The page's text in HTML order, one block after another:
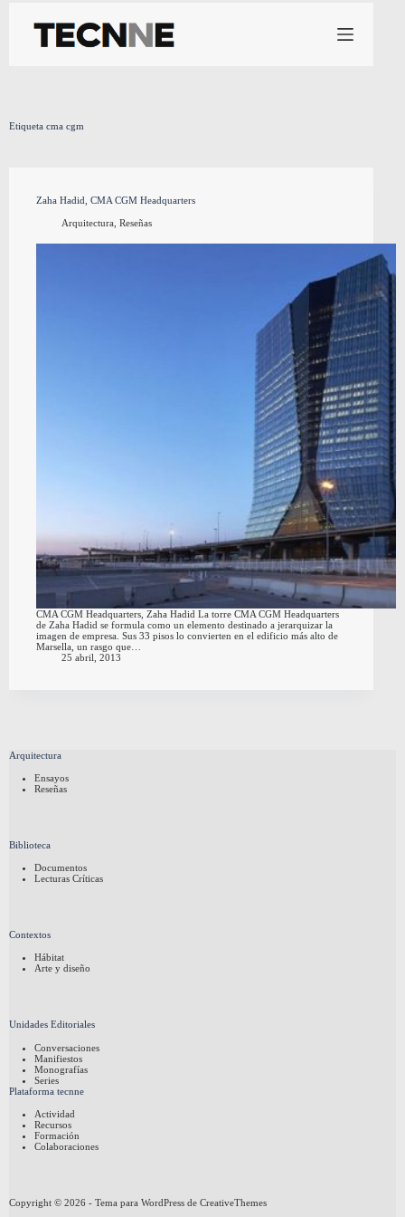
contenido
Etiqueta cma cgm
Zaha Hadid, CMA CGM Headquarters
Arquitectura, Reseñas
CMA CGM Headquarters, Zaha Hadid La torre CMA CGM Headquarters
de Zaha Hadid se formula como un elemento destinado a jerarquizar la
imagen de empresa. Sus 33 pisos lo convierten en el edificio más alto de
Marsella, un rasgo que…
25 abril, 2013
Arquitectura
Ensayos
Reseñas
Biblioteca
Documentos
Lecturas Críticas
Contextos
Hábitat
Arte y diseño
Unidades Editoriales
Conversaciones
Manifiestos
Monografías
Series
Plataforma tecnne
Actividad
Recursos
Formación
Colaboraciones
Copyright © 2026 - Tema para WordPress de CreativeThemes